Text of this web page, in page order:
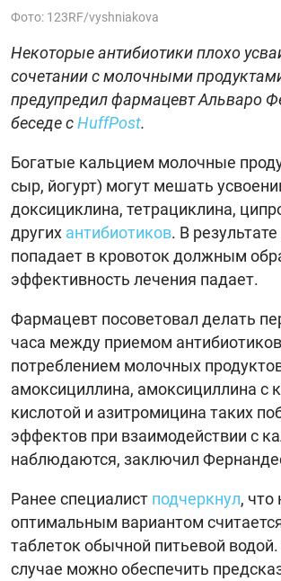
Фото: 123RF/vyshniakova
Некоторые антибиотики плохо
сочетании с молочными
предупредил фармацевт Альваро
беседе сHuffPost.
Богатые кальцием молочные
сыр, йогурт) могут мешать
доксициклина, тетрациклина,
других антибиотиков. В
попадает в кровоток должным
эффективность лечения падает.
Фармацевт посоветовал делать
часа между приемом
потреблением молочных
амоксициллина, амоксициллина с
кислотой и азитромицина таких
эффектов при взаимодействии с
наблюдаются, заключил
Ранее специалист подчеркнул, что
оптимальным вариантом
таблеток обычной питьевой
случае можно обеспечить